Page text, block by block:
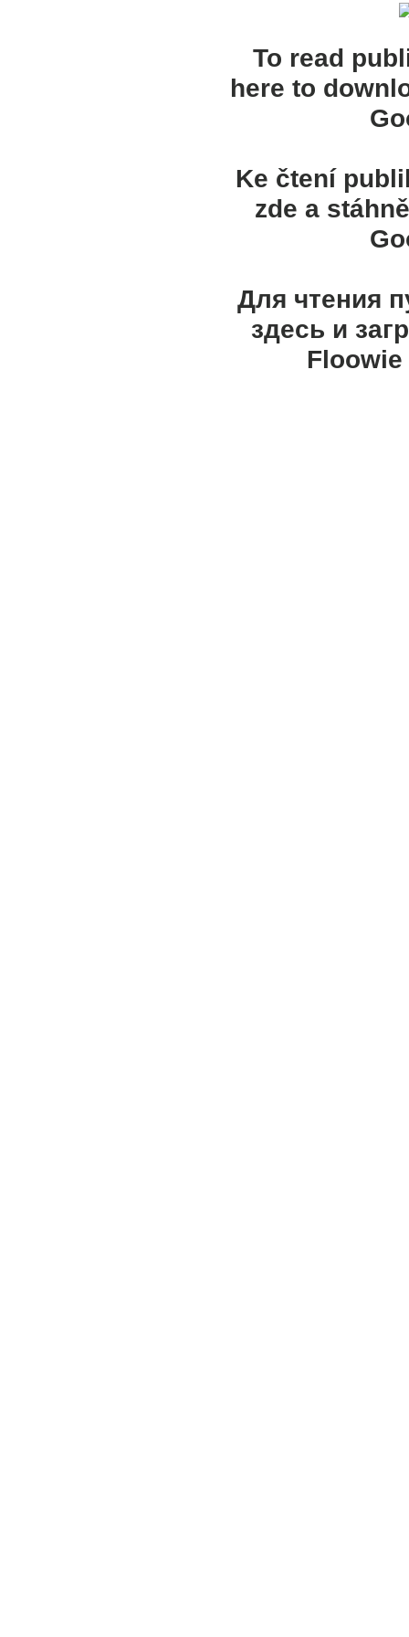
To read
here to
Ke čtení
zde a
Для чтения
здесь и
Floowie